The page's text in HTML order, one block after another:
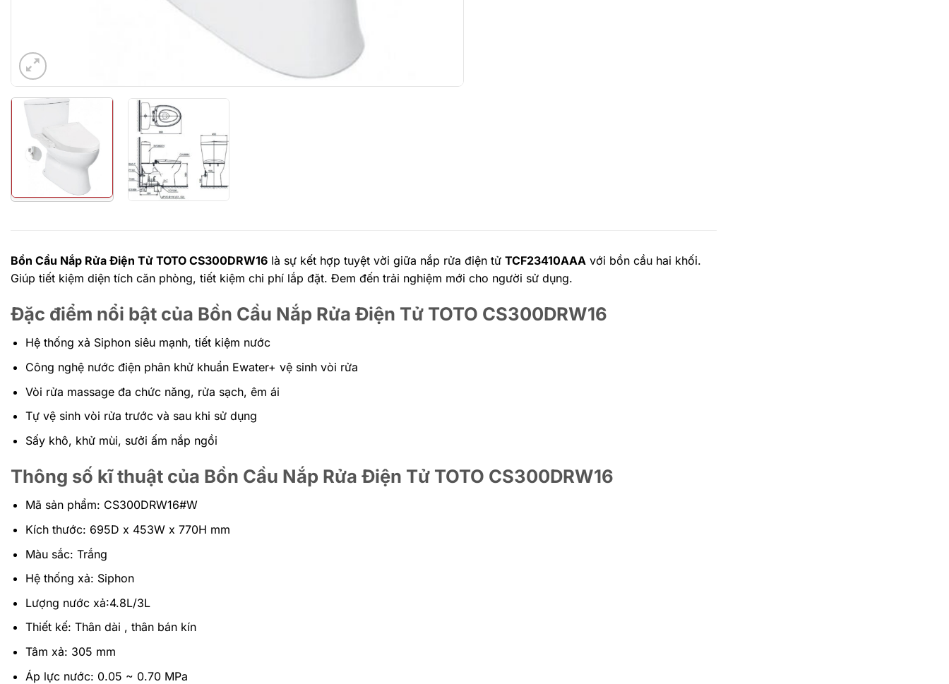
Bồn Cầu Nắp Rửa Điện Tử TOTO CS300DRW16 là sự kết hợp tuyệt vời giữa nắp rửa điện tử TCF23410AAA với bồn cầu hai khối.
Giúp tiết kiệm diện tích căn phòng, tiết kiệm chi phí lắp đặt. Đem đến trải nghiệm mới cho người sử dụng.
Đặc điểm nổi bật của Bồn Cầu Nắp Rửa Điện Tử TOTO CS300DRW16
Hệ thống xả Siphon siêu mạnh, tiết kiệm nước
Công nghệ nước điện phân khử khuẩn Ewater+ vệ sinh vòi rửa
Vòi rửa massage đa chức năng, rửa sạch, êm ái
Tự vệ sinh vòi rửa trước và sau khi sử dụng
Sấy khô, khử mùi, sưởi ấm nắp ngồi
Thông số kĩ thuật của Bồn Cầu Nắp Rửa Điện Tử TOTO CS300DRW16
Mã sản phẩm: CS300DRW16#W
Kích thước: 695D x 453W x 770H mm
Màu sắc: Trắng
Hệ thống xả: Siphon
Lượng nước xả:4.8L/3L
Thiết kế: Thân dài , thân bán kín
Tâm xả: 305 mm
Áp lực nước: 0.05 ~ 0.70 MPa